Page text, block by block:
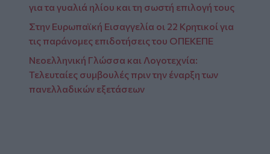
για τα γυαλιά ηλίου και τη σωστή επιλογή τους
Στην Ευρωπαϊκή Εισαγγελία οι 22 Κρητικοί για
τις παράνομες επιδοτήσεις του ΟΠΕΚΕΠΕ
Νεοελληνική Γλώσσα και Λογοτεχνία:
Τελευταίες συμβουλές πριν την έναρξη των
πανελλαδικών εξετάσεων